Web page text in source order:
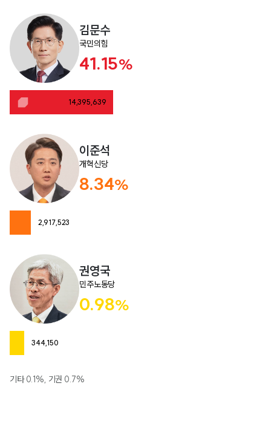
김문수
국민의힘
41.15%
14,395,639
이준석
개혁신당
8.34%
2,917,523
권영국
민주노동당
0.98%
344,150
기타 0.1%, 기권 0.7%